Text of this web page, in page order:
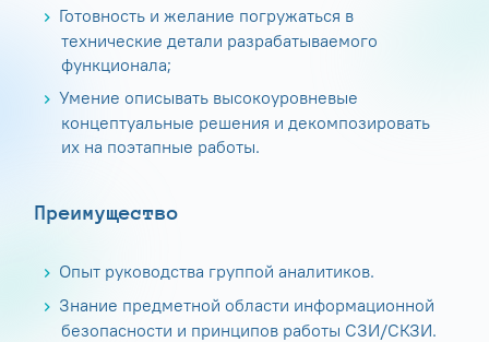
Готовность и желание погружаться в
технические детали разрабатываемого
функционала;
Умение описывать высокоуровневые
концептуальные решения и декомпозировать
их на поэтапные работы.
Преимущество
Опыт руководства группой аналитиков.
Знание предметной области информационной
безопасности и принципов работы СЗИ/СКЗИ.